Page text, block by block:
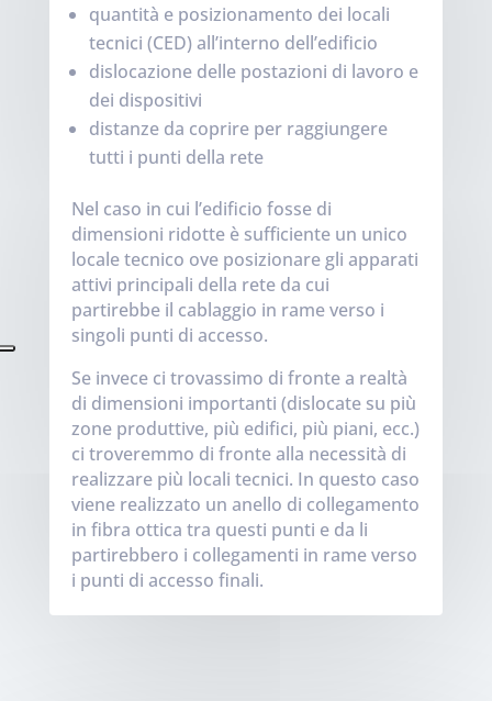
quantità e posizionamento dei locali
tecnici (CED) all’interno dell’edificio
dislocazione delle postazioni di lavoro e
dei dispositivi
distanze da coprire per raggiungere
tutti i punti della rete
Nel caso in cui l’edificio fosse di
dimensioni ridotte è sufficiente un unico
locale tecnico ove posizionare gli apparati
attivi principali della rete da cui
partirebbe il cablaggio in rame verso i
singoli punti di accesso.
Se invece ci trovassimo di fronte a realtà
di dimensioni importanti (dislocate su più
zone produttive, più edifici, più piani, ecc.)
ci troveremmo di fronte alla necessità di
realizzare più locali tecnici. In questo caso
viene realizzato un anello di collegamento
in fibra ottica tra questi punti e da li
partirebbero i collegamenti in rame verso
i punti di accesso finali.